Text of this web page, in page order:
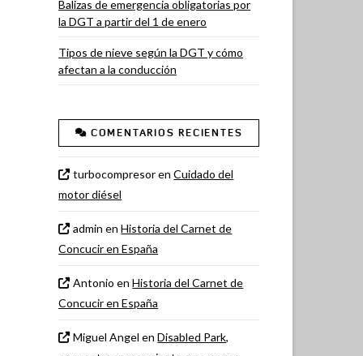
Balizas de emergencia obligatorias por
la DGT a partir del 1 de enero
Tipos de nieve según la DGT y cómo
afectan a la conducción
COMENTARIOS RECIENTES
turbocompresorenCuidado del
motor diésel
admin enHistoria del Carnet de
Concucir en España
Antonio enHistoria del Carnet de
Concucir en España
Miguel Angel enDisabled Park,